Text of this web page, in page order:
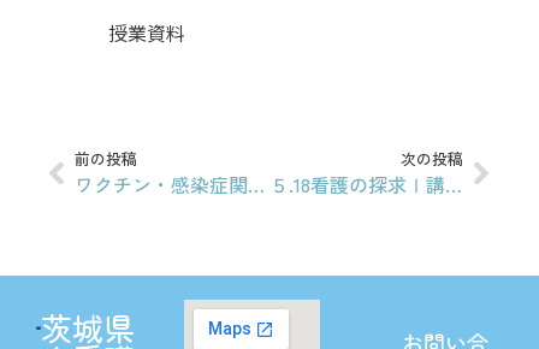
授業資料
前の投稿
ワクチン・感染症関連の事前準備について
次の投稿
５.18看護の探求Ⅰ講義資料
茨城県 お問い合